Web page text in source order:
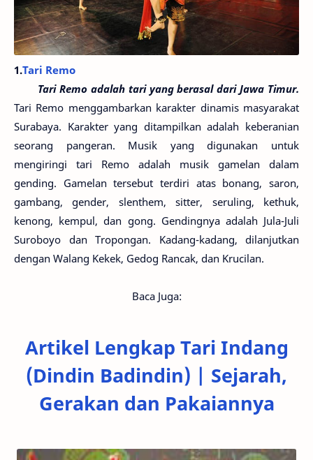
1.Tari Remo
Tari Remo adalah tari yang berasal dari Jawa Timur.
Tari Remo menggambarkan karakter dinamis masyarakat
Surabaya. Karakter yang ditampilkan adalah keberanian
seorang pangeran. Musik yang digunakan untuk
mengiringi tari Remo adalah musik gamelan dalam
gending. Gamelan tersebut terdiri atas bonang, saron,
gambang, gender, slenthem, sitter, seruling, kethuk,
kenong, kempul, dan gong. Gendingnya adalah Jula-Juli
Suroboyo dan Tropongan. Kadang-kadang, dilanjutkan
dengan Walang Kekek, Gedog Rancak, dan Krucilan.
Baca Juga:
Artikel Lengkap Tari Indang
(Dindin Badindin) | Sejarah,
Gerakan dan Pakaiannya